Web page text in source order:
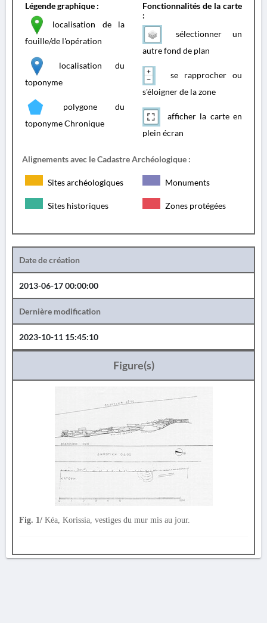
Légende graphique :
localisation de la
fouille/de l'opération
localisation du
toponyme
polygone du
toponyme Chronique
Fonctionnalités de la carte
:
sélectionner un
autre fond de plan
se rapprocher ou
s'éloigner de la zone
afficher la carte en
plein écran
Alignements avec le Cadastre Archéologique :
Sites archéologiques Monuments
Sites historiques Zones protégées
Date de création
2013-06-17 00:00:00
Dernière modification
2023-10-11 15:45:10
Figure(s)
Fig. 1/ Kéa, Korissia, vestiges du mur mis au jour.